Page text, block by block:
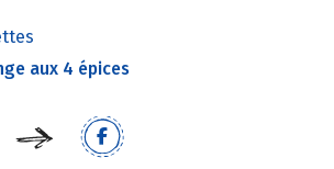
aux 4 épices